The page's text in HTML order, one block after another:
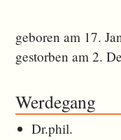
geboren am 17.
gestorben am 2.
Werdegang
Dr.phil.